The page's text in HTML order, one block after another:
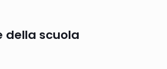
della scuola